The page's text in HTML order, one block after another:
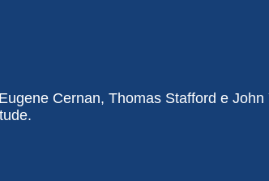
Cernan, Thomas Stafford e